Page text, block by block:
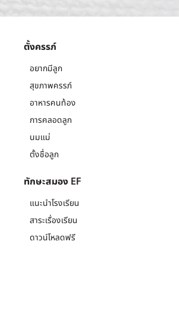
ตั้งครรภ์
อยากมีลูก
สุขภาพครรภ์
อาหารคนท้อง
การคลอดลูก
นมแม่
ตั้งชื่อลูก
ทักษะสมอง EF
แนะนำโรงเรียน
สาระเรื่องเรียน
ดาวน์โหลดฟรี